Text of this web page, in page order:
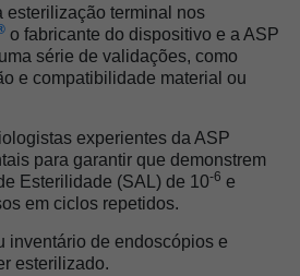
esterilização terminal nos
o fabricante do dispositivo e a ASP
série de validações, como
e compatibilidade material ou
experientes da ASP
para garantir que demonstrem
Esterilidade (SAL) de 10-6 e
em ciclos repetidos.
inventário de endoscópios e
esterilizado.